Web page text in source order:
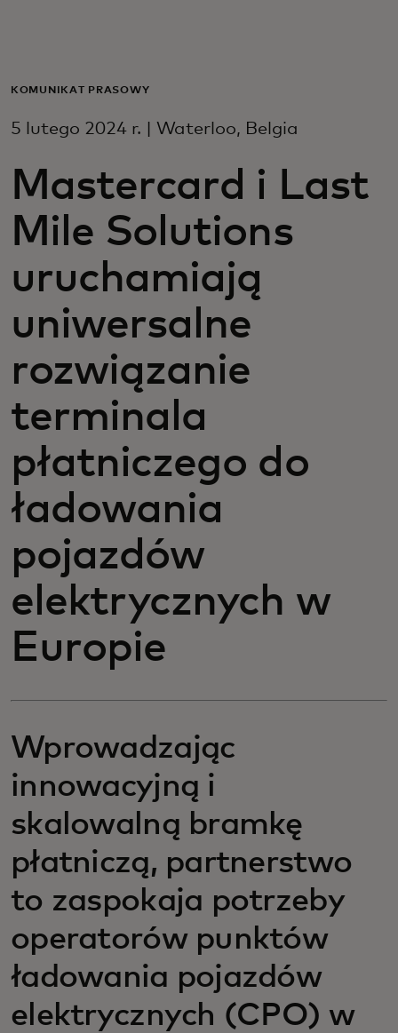
Dla firm
Dla innowatorów
Aktualności i trendy
KOMUNIKAT PRASOWY
5 lutego 2024 r. | Waterloo, Belgia
Mastercard i Last
Mile Solutions
uruchamiają
uniwersalne
rozwiązanie
terminala
płatniczego do
ładowania
pojazdów
elektrycznych w
Europie
Wprowadzając
innowacyjną i
skalowalną bramkę
płatniczą, partnerstwo
to zaspokaja potrzeby
operatorów punktów
ładowania pojazdów
elektrycznych (CPO) w